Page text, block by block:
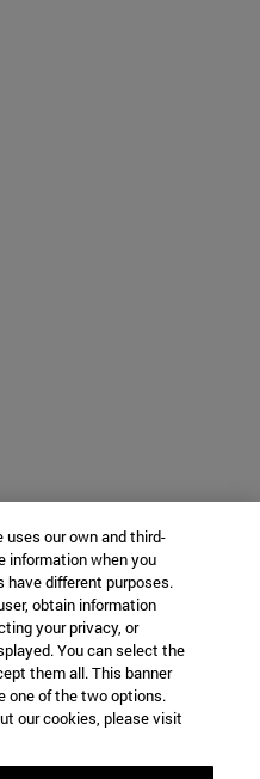
our own and third-
information when you
have different purposes.
obtain information
your privacy, or
You can select the
them all. This banner
one of the two options.
our cookies, please visit